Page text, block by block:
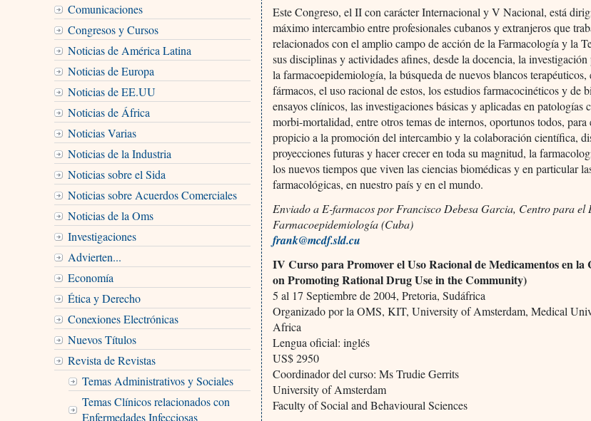
Comunicaciones
Congresos y Cursos
Noticias de América Latina
Noticias de Europa
Noticias de EE.UU
Noticias de África
Noticias Varias
Noticias de la Industria
Noticias sobre el Sida
Noticias sobre Acuerdos Comerciales
Noticias de la Oms
Investigaciones
Advierten...
Economía
Ética y Derecho
Conexiones Electrónicas
Nuevos Títulos
Revista de Revistas
Temas Administrativos y Sociales
Temas Clínicos relacionados con
Enfermedades Infecciosas
Este Congreso, el II con carácter Internacional y V Nacional, está
máximo intercambio entre profesionales cubanos y extranjeros que
relacionados con el amplio campo de acción de la Farmacología y la
sus disciplinas y actividades afines, desde la docencia, la
la farmacoepidemiología, la búsqueda de nuevos blancos terapéuticos,
fármacos, el uso racional de estos, los estudios farmacocinéticos y de
ensayos clínicos, las investigaciones básicas y aplicadas en patologías
morbi-mortalidad, entre otros temas de internos, oportunos todos, para
propicio a la promoción del intercambio y la colaboración científica,
proyecciones futuras y hacer crecer en toda su magnitud, la
los nuevos tiempos que viven las ciencias biomédicas y en particular
farmacológicas, en nuestro país y en el mundo.
Enviado a E-farmacos por Francisco Debesa Garcia, Centro para el
Farmacoepidemiología (Cuba)
frank@mcdf.sld.cu
IV Curso para Promover el Uso Racional de Medicamentos en la
on Promoting Rational Drug Use in the Community)
5 al 17 Septiembre de 2004, Pretoria, Sudáfrica
Organizado por la OMS, KIT, University of Amsterdam, Medical
Africa
Lengua oficial: inglés
US$ 2950
Coordinador del curso: Ms Trudie Gerrits
University of Amsterdam
Faculty of Social and Behavioural Sciences